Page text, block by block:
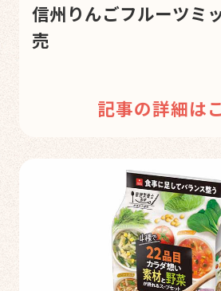
信州りんごフルーツミ
売
記事の詳細は